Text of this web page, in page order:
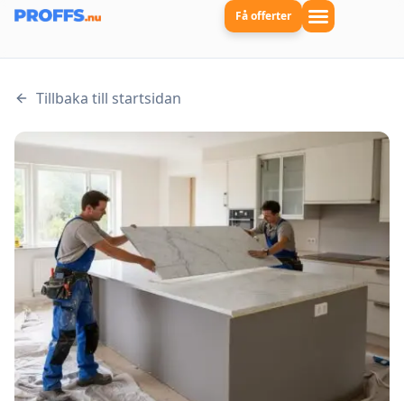
Få offerter
Tillbaka till startsidan